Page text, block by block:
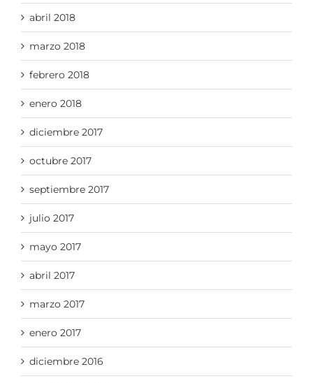
abril 2018
marzo 2018
febrero 2018
enero 2018
diciembre 2017
octubre 2017
septiembre 2017
julio 2017
mayo 2017
abril 2017
marzo 2017
enero 2017
diciembre 2016